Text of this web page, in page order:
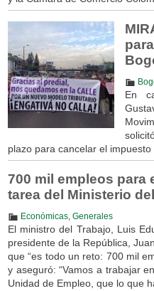
En
plazo para cancelar el
700 mil empleos para
tarea del Ministerio
Económicas, Generales
El ministro del Trabajo, Luis
presidente de la República,
que “es todo un reto: 700 mil
y aseguró: “Vamos a trabajar
Unidad de Empleo, que lo que